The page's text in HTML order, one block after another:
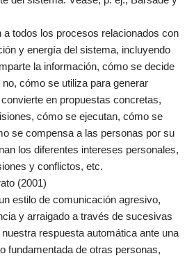
a todos los procesos relacionados con
y energía del sistema, incluyendo
la información, cómo se decide
cómo se utiliza para generar
en propuestas concretas,
cómo se ejecutan, cómo se
se compensa a las personas por su
los diferentes intereses personales,
y conflictos, etc.
(2001)
estilo de comunicación agresivo,
y arraigado a través de sucesivas
respuesta automática ante una
fundamentada de otras personas,